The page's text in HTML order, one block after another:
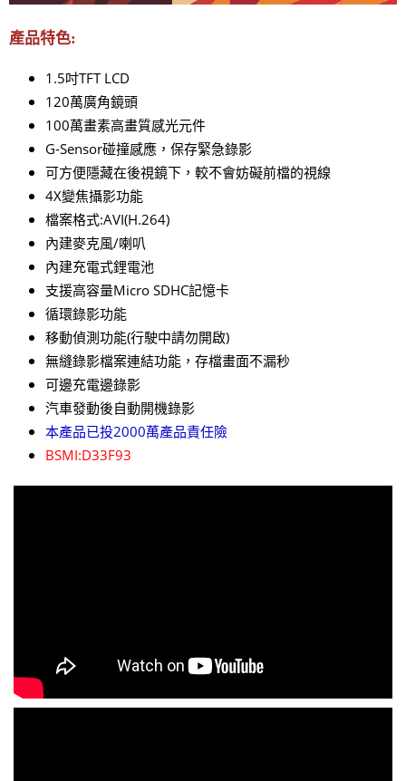
產品特色:
1.5吋TFT LCD
120萬廣角鏡頭
100萬畫素高畫質感光元件
G-Sensor碰撞感應，保存緊急錄影
可方便隱藏在後視鏡下，較不會妨礙前檔的視線
4X變焦攝影功能
檔案格式:AVI(H.264)
內建麥克風/喇叭
內建充電式鋰電池
支援高容量Micro SDHC記憶卡
循環錄影功能
移動偵測功能(行駛中請勿開啟)
無縫錄影檔案連結功能，存檔畫面不漏秒
可邊充電邊錄影
汽車發動後自動開機錄影
本產品已投2000萬產品責任險
BSMI:D33F93